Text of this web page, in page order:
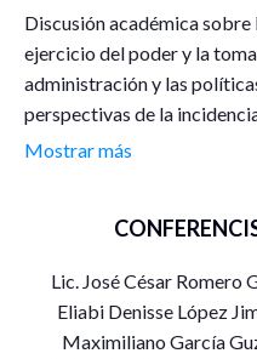
Discusión académica
ejercicio del poder y la
administración y las
perspectivas de la
profundizar en los
Mostrar más
Lic. José César Romero
Eliabi Denisse López
Maximiliano García